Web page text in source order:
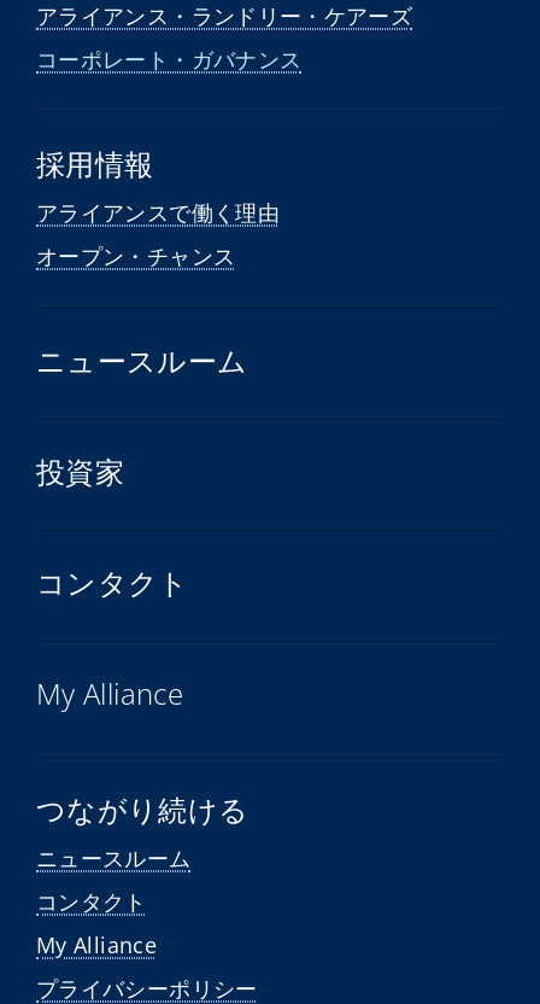
アライアンス・ランドリー・ケアーズ
コーポレート・ガバナンス
採用情報
アライアンスで働く理由
オープン・チャンス
ニュースルーム
投資家
コンタクト
My Alliance
つながり続ける
ニュースルーム
コンタクト
My Alliance
プライバシーポリシー